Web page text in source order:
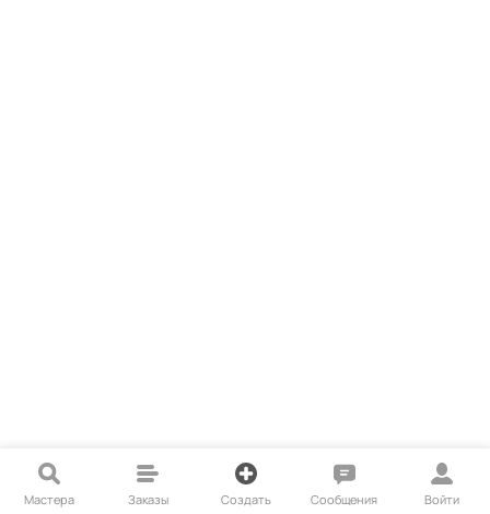
Мастера Заказы Создать Сообщения Войти